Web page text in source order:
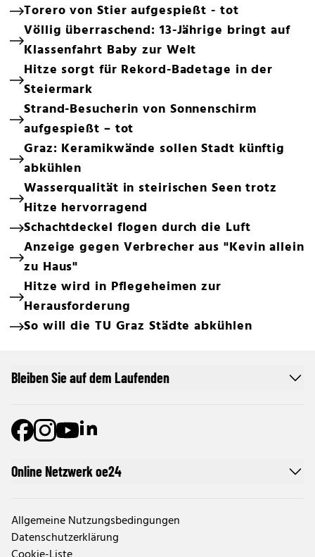
Torero von Stier aufgespießt - tot
Völlig überraschend: 13-Jährige bringt auf
Klassenfahrt Baby zur Welt
Hitze sorgt für Rekord-Badetage in der
Steiermark
Strand-Besucherin von Sonnenschirm
aufgespießt – tot
Graz: Keramikwände sollen Stadt künftig
abkühlen
Wasserqualität in steirischen Seen trotz
Hitze hervorragend
Schachtdeckel flogen durch die Luft
Anzeige gegen Verbrecher aus "Kevin allein
zu Haus"
Hitze wird in Pflegeheimen zur
Herausforderung
So will die TU Graz Städte abkühlen
Online Netzwerk oe24
Allgemeine Nutzungsbedingungen
Datenschutzerklärung
Bleiben Sie auf dem Laufenden